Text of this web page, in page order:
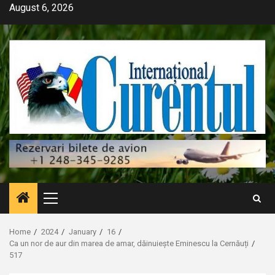
Skip
content
August 6, 2026
Primary
Menu
Home 2024 January
16
Ca un nor de aur din marea de amar, dăinuiește Eminescu la Cernăuți
517